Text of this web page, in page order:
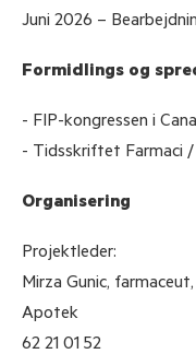
Juni 2026 –
Formidlings og
- FIP-kongressen i
- Tidsskriftet Farmaci /
Organisering
Projektleder:
Mirza Gunic,
Apotek
62 21 01 52